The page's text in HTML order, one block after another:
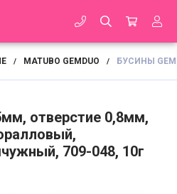
/ MATUBO GEMDUO / БУСИНЫ
отверстие 0,8мм,
709-048, 10г